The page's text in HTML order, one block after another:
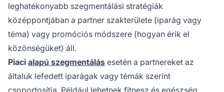
leghatékonyabb szegmentálási stratégiák
középpontjában a partner szakterülete (iparág vagy
téma) vagy promóciós módszere (hogyan érik el
közönségüket) áll.
Piaci alapú szegmentálás esetén a partnereket az
általuk lefedett iparágak vagy témák szerint
csoportosítja. Például lehetnek fitnesz és egészség,